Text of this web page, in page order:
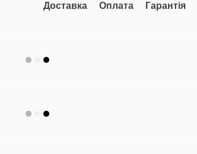
Доставка Оплата Гарантія